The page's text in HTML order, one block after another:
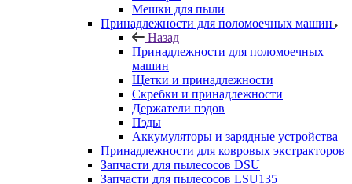
Мешки для пыли
Принадлежности для поломоечных машин
Назад
Принадлежности для поломоечных
машин
Щетки и принадлежности
Скребки и принадлежности
Держатели пэдов
Пэды
Аккумуляторы и зарядные устройства
Принадлежности для ковровых экстракторов
Запчасти для пылесосов DSU
Запчасти для пылесосов LSU135